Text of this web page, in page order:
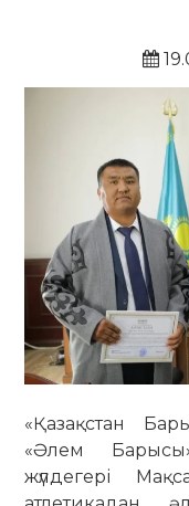
«Қазақстан
«Әлем
жүлдегері